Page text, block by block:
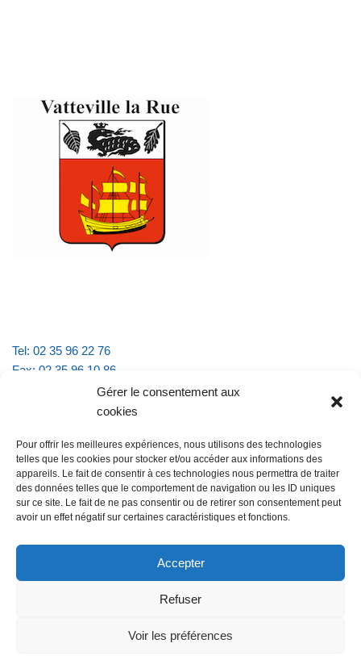
Gérer le consentement aux
cookies
Pour offrir les meilleures expériences, nous utilisons des technologies
telles que les cookies pour stocker et/ou accéder aux informations des
appareils. Le fait de consentir à ces technologies nous permettra de traiter
des données telles que le comportement de navigation ou les ID uniques
sur ce site. Le fait de ne pas consentir ou de retirer son consentement peut
avoir un effet négatif sur certaines caractéristiques et fonctions.
Accepter
Refuser
Voir les préférences
Tel: 02 35 96 22 76
Fax: 02 35 96 10 86
Email : mairie.vattevillelarue@wanadoo.fr
lundi et jeudi de 9h à 11h30
mardi et vendredi de 16h à 18h30
@Vatteville-la-rue mentions légales